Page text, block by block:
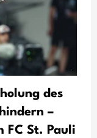
des
–
FC St. Pauli